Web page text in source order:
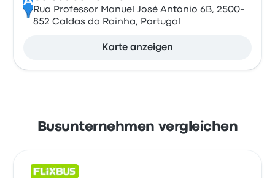
Rua Professor Manuel José António 6B, 2500-
852 Caldas da Rainha, Portugal
Karte anzeigen
Busunternehmen vergleichen